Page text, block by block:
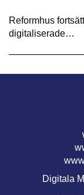
Reformhus
digitaliserade…
Digitala